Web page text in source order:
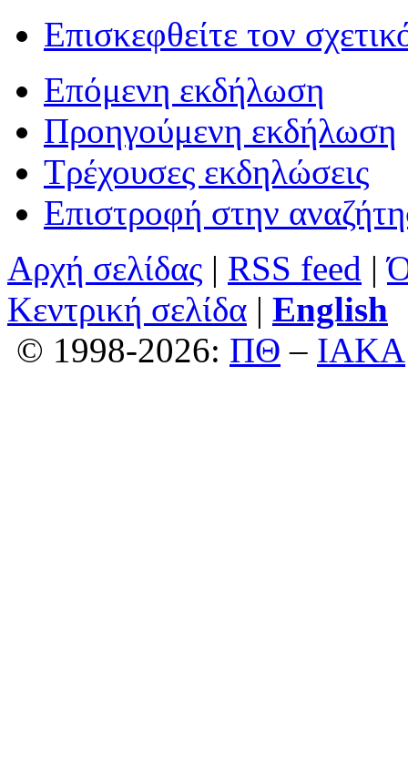
Επισκεφθείτε τον
Επόμενη εκδήλωση
Προηγούμενη εκδήλωση
Τρέχουσες εκδηλώσεις
Επιστροφή στην
Αρχή σελίδας | RSS feed |
Κεντρική σελίδα | English
© 1998-2026: ΠΘ – ΙΑΚΑ